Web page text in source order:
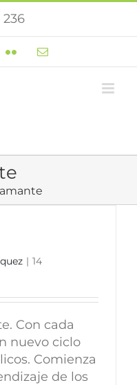
236
Flickr Correo
| 14
Con cada
nuevo ciclo
Comienza
de los